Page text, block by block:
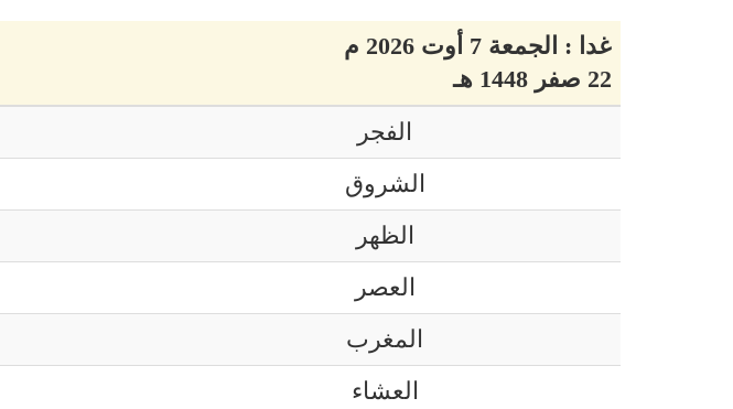
غدا : الجمعة 7 أوت 2026 م
22 صفر 1448 هـ
الفجر
الشروق
الظهر
العصر
المغرب
العشاء